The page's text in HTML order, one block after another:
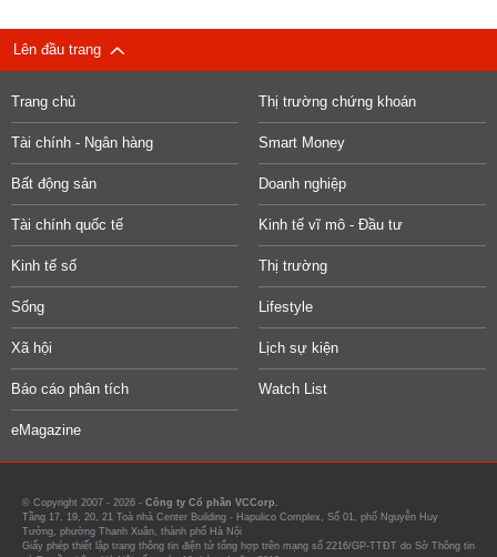
Lên đầu trang
Trang chủ Thị trường chứng khoán
Tài chính - Ngân hàng Smart Money
Bất động sản Doanh nghiệp
Tài chính quốc tế Kinh tế vĩ mô - Đầu tư
Kinh tế số Thị trường
Sống Lifestyle
Xã hội Lịch sự kiện
Báo cáo phân tích Watch List
eMagazine
© Copyright 2007 - 2026 - Công ty Cổ phần VCCorp.
Tầng 17, 19, 20, 21 Toà nhà Center Building - Hapulico Complex, Số 01, phố Nguyễn Huy
Tưởng, phường Thanh Xuân, thành phố Hà Nội
Giấy phép thiết lập trang thông tin điện tử tổng hợp trên mạng số 2216/GP-TTĐT do Sở Thông tin